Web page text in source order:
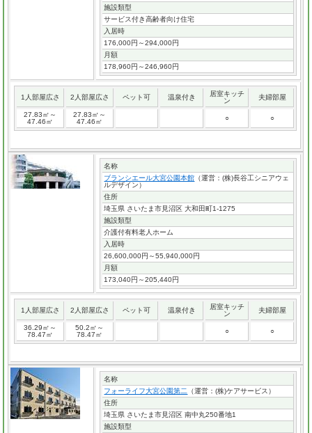
施設類型
サービス付き高齢者向け住宅
入居時
176,000円～294,000円
月額
178,960円～246,960円
1人部屋広さ 2人部屋広さ ペット可 温泉付き
居室キッチ
ン
夫婦部屋
27.83㎡～
47.46㎡
27.83㎡～
47.46㎡
○ ○
名称
ブランシエール大宮公園本館 （運営：(株)長谷工シニアウェ
ルデザイン）
住所
埼玉県 さいたま市見沼区 大和田町1-1275
施設類型
介護付有料老人ホーム
入居時
26,600,000円～55,940,000円
月額
173,040円～205,440円
1人部屋広さ 2人部屋広さ ペット可 温泉付き
居室キッチ
ン
夫婦部屋
36.29㎡～
78.47㎡
50.2㎡～
78.47㎡
○ ○
名称
フォーライフ大宮公園第二
（運営：(株)ケアサービス）
住所
埼玉県 さいたま市見沼区 南中丸250番地1
施設類型